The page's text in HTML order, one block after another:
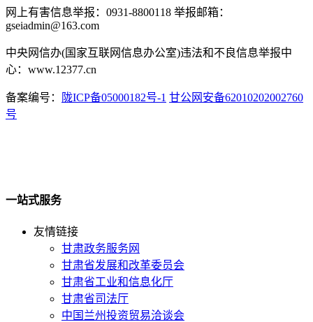
网上有害信息举报：0931-8800118 举报邮箱：
gseiadmin@163.com
中央网信办(国家互联网信息办公室)违法和不良信息举报中
心：www.12377.cn
备案编号： 陇ICP备05000182号-1 甘公网安备62010202002760
号
一站式服务
友情链接
甘肃政务服务网
甘肃省发展和改革委员会
甘肃省工业和信息化厅
甘肃省司法厅
中国兰州投资贸易洽谈会